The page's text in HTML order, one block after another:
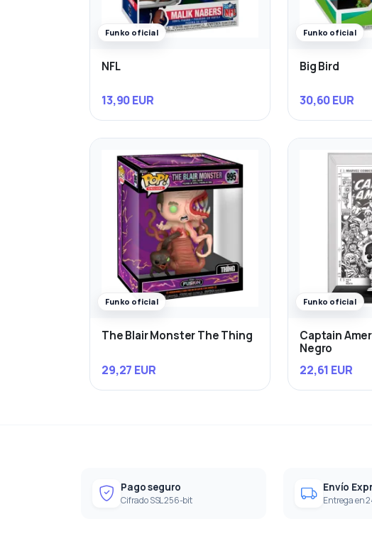
Funko oficial
NFL
13,90 EUR
Funko oficial
Big Bird
30,60 EUR
Funko oficial
The Blair Monster The Thing
29,27 EUR
Funko oficial
Captain
Negro
22,61 EUR
Pago seguro
Cifrado SSL 256-bit
Envío
Entrega en